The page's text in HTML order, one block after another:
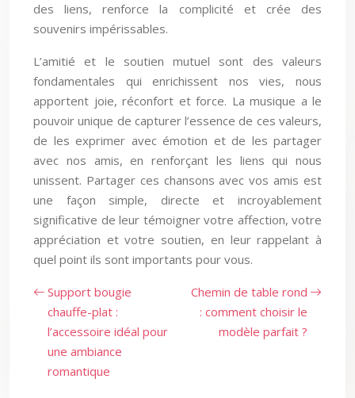
des liens, renforce la complicité et crée des
souvenirs impérissables.
L’amitié et le soutien mutuel sont des valeurs
fondamentales qui enrichissent nos vies, nous
apportent joie, réconfort et force. La musique a le
pouvoir unique de capturer l’essence de ces valeurs,
de les exprimer avec émotion et de les partager
avec nos amis, en renforçant les liens qui nous
unissent. Partager ces chansons avec vos amis est
une façon simple, directe et incroyablement
significative de leur témoigner votre affection, votre
appréciation et votre soutien, en leur rappelant à
quel point ils sont importants pour vous.
Support bougie
chauffe-plat :
l’accessoire idéal pour
une ambiance
romantique
Chemin de table rond
: comment choisir le
modèle parfait ?